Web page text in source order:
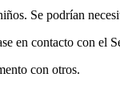
Se podrían
en contacto con
con otros.